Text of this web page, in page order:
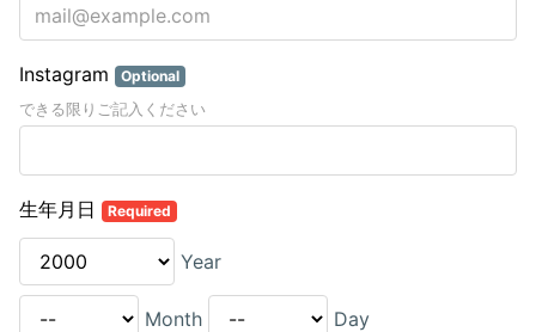
Instagram Optional
できる限りご記入ください
生年月日 Required
Year
Month Day